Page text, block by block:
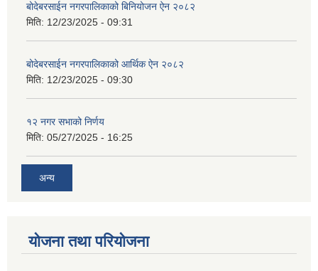
बोदेबरसाईन नगरपालिकाको बिनियोजन ऐन २०८२
मिति: 12/23/2025 - 09:31
बोदेबरसाईन नगरपालिकाको आर्थिक ऐन २०८२
मिति: 12/23/2025 - 09:30
१२ नगर सभाको निर्णय
मिति: 05/27/2025 - 16:25
अन्य
योजना तथा परियोजना